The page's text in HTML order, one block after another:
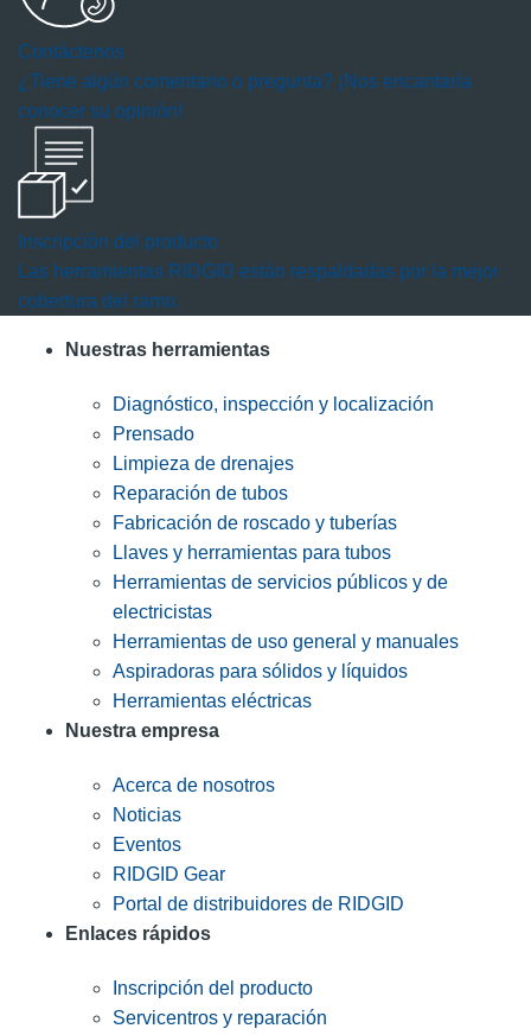
abrirá
un
de
diálogo.
Contáctenos
¿Tiene algún comentario o pregunta? ¡Nos encantaría
conocer su opinión!
Inscripción del producto
Las herramientas RIDGID están respaldadas por la mejor
cobertura del ramo.
Nuestras herramientas
Diagnóstico, inspección y localización
Prensado
Limpieza de drenajes
Reparación de tubos
Fabricación de roscado y tuberías
Llaves y herramientas para tubos
Herramientas de servicios públicos y de
electricistas
Herramientas de uso general y manuales
Aspiradoras para sólidos y líquidos
Herramientas eléctricas
Nuestra empresa
Acerca de nosotros
Noticias
Eventos
RIDGID Gear
Portal de distribuidores de RIDGID
Enlaces rápidos
Inscripción del producto
Servicentros y reparación